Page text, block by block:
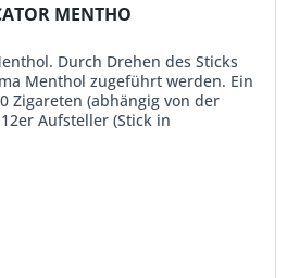
MENTHO
Durch Drehen des Sticks
Menthol zugeführt werden. Ein
Zigareten (abhängig von der
Aufsteller (Stick in